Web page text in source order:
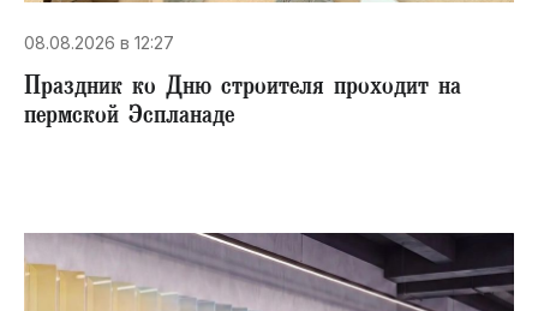
08.08.2026 в 12:27
Праздник ко Дню строителя проходит на
пермской Эспланаде